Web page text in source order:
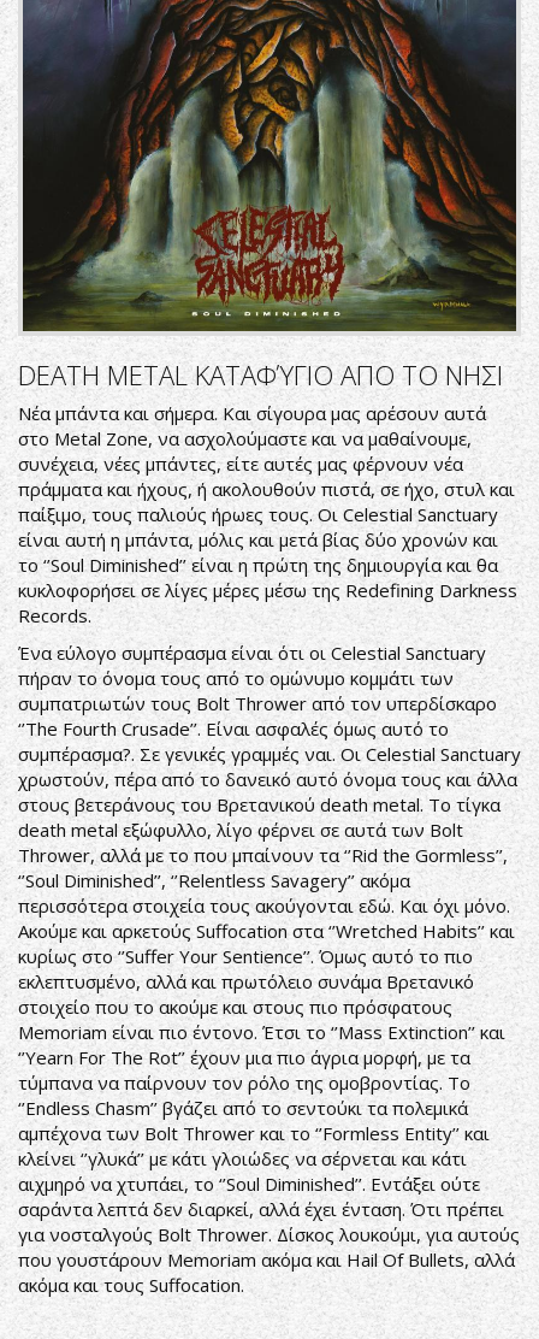
DEATH METAL ΚΑΤΑΦΎΓΙΟ ΑΠΟ ΤΟ ΝΗΣΙ
Νέα μπάντα και σήμερα. Και σίγουρα μας αρέσουν αυτά
στο Metal Zone, να ασχολούμαστε και να μαθαίνουμε,
συνέχεια, νέες μπάντες, είτε αυτές μας φέρνουν νέα
πράμματα και ήχους, ή ακολουθούν πιστά, σε ήχο, στυλ και
παίξιμο, τους παλιούς ήρωες τους. Οι Celestial Sanctuary
είναι αυτή η μπάντα, μόλις και μετά βίας δύο χρονών και
το ‘’Soul Diminished’’ είναι η πρώτη της δημιουργία και θα
κυκλοφορήσει σε λίγες μέρες μέσω της Redefining Darkness
Records.
Ένα εύλογο συμπέρασμα είναι ότι οι Celestial Sanctuary
πήραν το όνομα τους από το ομώνυμο κομμάτι των
συμπατριωτών τους Bolt Thrower από τον υπερδίσκαρο
‘’The Fourth Crusade’’. Είναι ασφαλές όμως αυτό το
συμπέρασμα?. Σε γενικές γραμμές ναι. Οι Celestial Sanctuary
χρωστούν, πέρα από το δανεικό αυτό όνομα τους και άλλα
στους βετεράνους του Βρετανικού death metal. Το τίγκα
death metal εξώφυλλο, λίγο φέρνει σε αυτά των Bolt
Thrower, αλλά με το που μπαίνουν τα ‘’Rid the Gormless’’,
‘’Soul Diminished’’, ‘’Relentless Savagery’’ ακόμα
περισσότερα στοιχεία τους ακούγονται εδώ. Και όχι μόνο.
Ακούμε και αρκετούς Suffocation στα ‘’Wretched Habits’’ και
κυρίως στο ‘’Suffer Your Sentience’’. Όμως αυτό το πιο
εκλεπτυσμένο, αλλά και πρωτόλειο συνάμα Βρετανικό
στοιχείο που το ακούμε και στους πιο πρόσφατους
Memoriam είναι πιο έντονο. Έτσι το ‘’Mass Extinction’’ και
‘’Yearn For The Rot’’ έχουν μια πιο άγρια μορφή, με τα
τύμπανα να παίρνουν τον ρόλο της ομοβροντίας. Το
‘’Endless Chasm’’ βγάζει από το σεντούκι τα πολεμικά
αμπέχονα των Bolt Thrower και το ‘’Formless Entity’’ και
κλείνει ‘’γλυκά’’ με κάτι γλοιώδες να σέρνεται και κάτι
αιχμηρό να χτυπάει, το ‘’Soul Diminished’’. Εντάξει ούτε
σαράντα λεπτά δεν διαρκεί, αλλά έχει ένταση. Ότι πρέπει
για νοσταλγούς Bolt Thrower. Δίσκος λουκούμι, για αυτούς
που γουστάρουν Memoriam ακόμα και Hail Of Bullets, αλλά
ακόμα και τους Suffocation.